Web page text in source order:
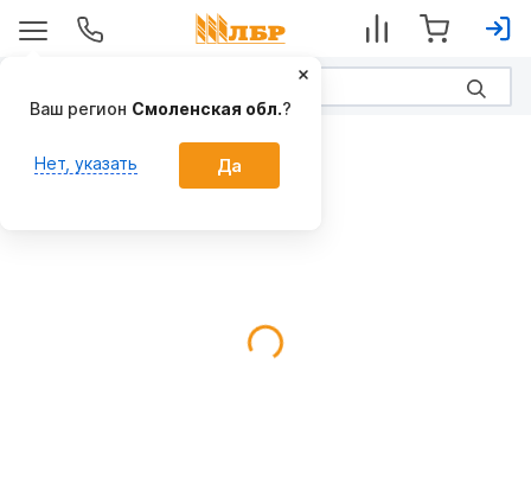
Протравливатели семян
Ваш регион Смоленская обл.?
Нет, указать Да